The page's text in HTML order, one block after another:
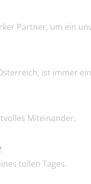
Partner, um ein
ist immer
Miteinander.
tollen Tages.